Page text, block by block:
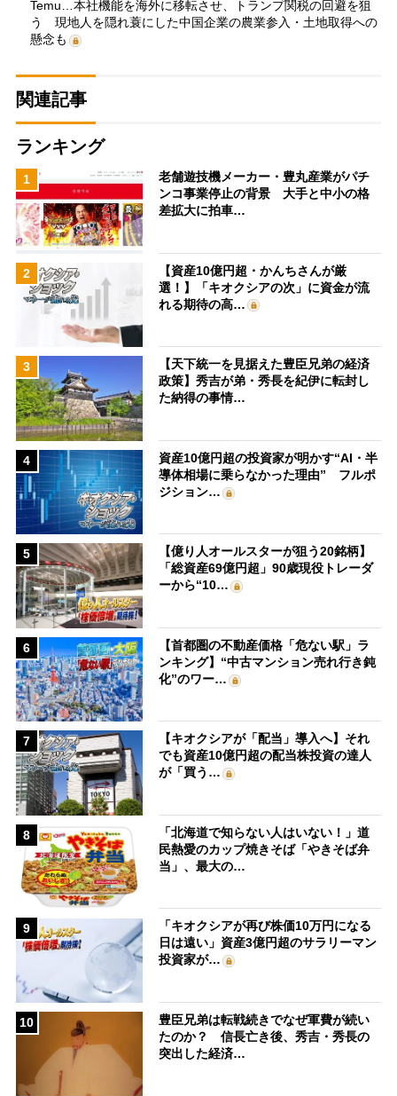
Temu…本社機能を海外に移転させ、トランプ関税の回避を狙
う 現地人を隠れ蓑にした中国企業の農業参入・土地取得への
懸念も
関連記事
ランキング
1
老舗遊技機メーカー・豊丸産業がパチ
ンコ事業停止の背景 大手と中小の格
差拡大に拍車…
2
【資産10億円超・かんちさんが厳
選！】「キオクシアの次」に資金が流
れる期待の高…
3
【天下統一を見据えた豊臣兄弟の経済
政策】秀吉が弟・秀長を紀伊に転封し
た納得の事情…
4
資産10億円超の投資家が明かす“AI・半
導体相場に乗らなかった理由” フルポ
ジション…
5
【億り人オールスターが狙う20銘柄】
「総資産69億円超」90歳現役トレーダ
ーから“10…
6
【首都圏の不動産価格「危ない駅」ラ
ンキング】“中古マンション売れ行き鈍
化”のワー…
7
【キオクシアが「配当」導入へ】それ
でも資産10億円超の配当株投資の達人
が「買う…
8
「北海道で知らない人はいない！」道
民熱愛のカップ焼きそば「やきそば弁
当」、最大の…
9
「キオクシアが再び株価10万円になる
日は遠い」資産3億円超のサラリーマン
投資家が…
10
豊臣兄弟は転戦続きでなぜ軍費が続い
たのか？ 信長亡き後、秀吉・秀長の
突出した経済…